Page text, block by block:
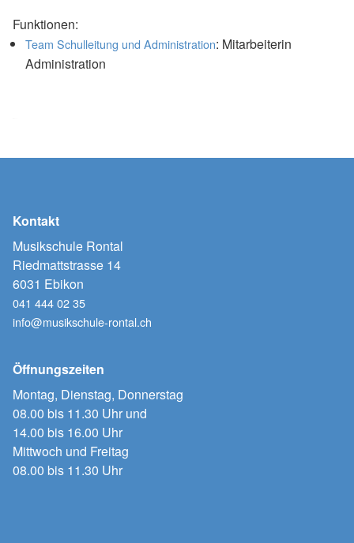
Funktionen:
Team Schulleitung und Administration: Mitarbeiterin
Administration
Kontakt
Musikschule Rontal
Riedmattstrasse 14
6031 Ebikon
041 444 02 35
info@musikschule-rontal.ch
Öffnungszeiten
Montag, Dienstag, Donnerstag
08.00 bis 11.30 Uhr und
14.00 bis 16.00 Uhr
Mittwoch und Freitag
08.00 bis 11.30 Uhr